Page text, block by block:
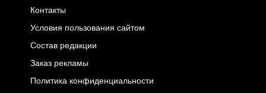
Контакты
Условия пользования сайтом
Состав редакции
Заказ рекламы
Политика конфиденциальности